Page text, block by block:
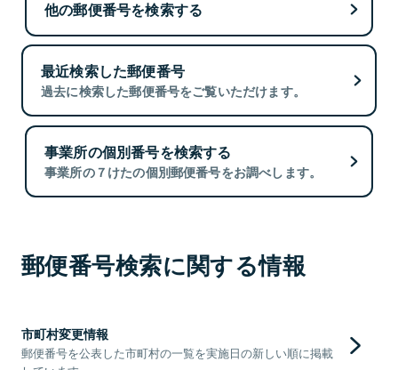
他の郵便番号を検索する
最近検索した郵便番号
過去に検索した郵便番号をご覧いただけます。
事業所の個別番号を検索する
事業所の７けたの個別郵便番号をお調べします。
郵便番号検索に関する情報
市町村変更情報
郵便番号を公表した市町村の一覧を実施日の新しい順に掲載